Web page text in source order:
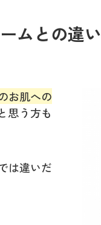
ムとの違
お肌への
思う方も
は違いだ